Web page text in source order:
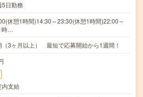
5日勤務
休憩1時間)14:30～23:30(休憩1時間)22:00～
時…
（3ヶ月以上） 最短で応募開始から1週間！
内支給